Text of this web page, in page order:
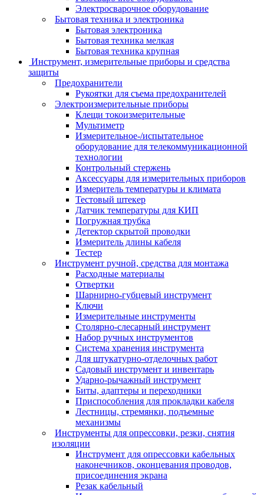
Электросварочное оборудование
Бытовая техника и электроника
Бытовая электроника
Бытовая техника мелкая
Бытовая техника крупная
Инструмент, измерительные приборы и средства
защиты
Предохранители
Рукоятки для съема предохранителей
Электроизмерительные приборы
Клещи токоизмерительные
Мультиметр
Измерительное-/испытательное
оборудование для телекоммуникационной
технологии
Контрольный стержень
Аксессуары для измерительных приборов
Измеритель температуры и климата
Тестовый штекер
Датчик температуры для КИП
Погружная трубка
Детектор скрытой проводки
Измеритель длины кабеля
Тестер
Инструмент ручной, средства для монтажа
Расходные материалы
Отвертки
Шарнирно-губцевый инструмент
Ключи
Измерительные инструменты
Столярно-слесарный инструмент
Набор ручных инструментов
Система хранения инструмента
Для штукатурно-отделочных работ
Садовый инструмент и инвентарь
Ударно-рычажный инструмент
Биты, адаптеры и переходники
Приспособления для прокладки кабеля
Лестницы, стремянки, подъемные
механизмы
Инструменты для опрессовки, резки, снятия
изоляции
Инструмент для опрессовки кабельных
наконечников, оконцевания проводов,
присоединения экрана
Резак кабельный